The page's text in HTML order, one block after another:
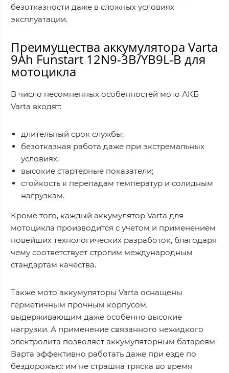
безотказности даже в сложных условиях
эксплуатации.
Преимущества аккумулятора Varta
9Ah Funstart 12N9-3B/YB9L-B для
мотоцикла
В число несомненных особенностей мото АКБ
Varta входят:
длительный срок службы;
безотказная работа даже при экстремальных
условиях;
высокие стартерные показатели;
стойкость к перепадам температур и солидным
нагрузкам.
Кроме того, каждый аккумулятор Varta для
мотоцикла производится с учетом и применением
новейших технологических разработок, благодаря
чему соответствует строгим международным
стандартам качества.
Также мото аккумуляторы Varta оснащены
герметичным прочным корпусом,
выдерживающим даже особенно высокие
нагрузки. А применение связанного нежидкого
электролита позволяет аккумуляторным батареям
Варта эффективно работать даже при езде по
бездорожью: им не страшна тряска во время